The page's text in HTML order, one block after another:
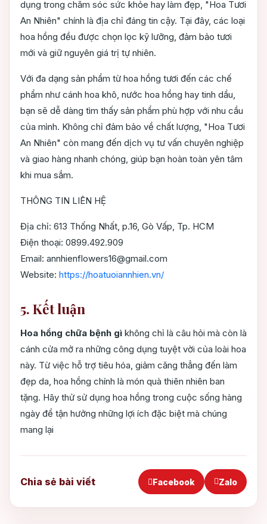
dụng trong chăm sóc sức khỏe hay làm đẹp, "Hoa Tươi
An Nhiên" chính là địa chỉ đáng tin cậy. Tại đây, các loại
hoa hồng đều được chọn lọc kỹ lưỡng, đảm bảo tươi
mới và giữ nguyên giá trị tự nhiên.
Với đa dạng sản phẩm từ hoa hồng tươi đến các chế
phẩm như cánh hoa khô, nước hoa hồng hay tinh dầu,
bạn sẽ dễ dàng tìm thấy sản phẩm phù hợp với nhu cầu
của mình. Không chỉ đảm bảo về chất lượng, "Hoa Tươi
An Nhiên" còn mang đến dịch vụ tư vấn chuyên nghiệp
và giao hàng nhanh chóng, giúp bạn hoàn toàn yên tâm
khi mua sắm.
THÔNG TIN LIÊN HỆ
Địa chỉ: 613 Thống Nhất, p.16, Gò Vấp, Tp. HCM
Điện thoại: 0899.492.909
Email: annhienflowers16@gmail.com
Website: https://hoatuoiannhien.vn/
5. Kết luận
Hoa hồng chữa bệnh gì không chỉ là câu hỏi mà còn là
cánh cửa mở ra những công dụng tuyệt vời của loài hoa
này. Từ việc hỗ trợ tiêu hóa, giảm căng thẳng đến làm
đẹp da, hoa hồng chính là món quà thiên nhiên ban
tặng. Hãy thử sử dụng hoa hồng trong cuộc sống hàng
ngày để tận hưởng những lợi ích đặc biệt mà chúng
mang lại
Chia sẻ bài viết Facebook Zalo